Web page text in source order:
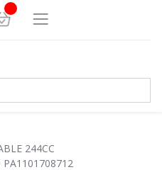
244CC
PA1101708712